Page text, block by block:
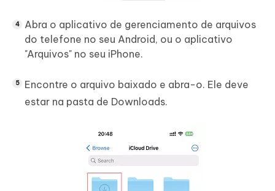
Abra o aplicativo de gerenciamento de arquivos
do telefone no seu Android, ou o aplicativo
"Arquivos" no seu iPhone.
Encontre o arquivo baixado e abra-o. Ele deve
estar na pasta de Downloads.